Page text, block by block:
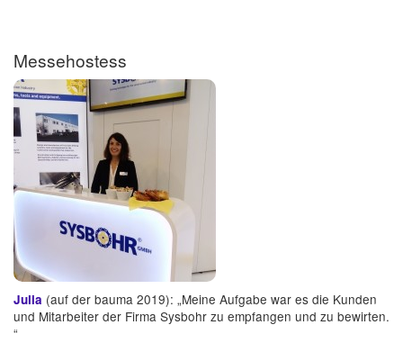
Messehostess
Julia (auf der bauma 2019): „Meine Aufgabe war es die Kunden
und Mitarbeiter der Firma Sysbohr zu empfangen und zu bewirten.
“